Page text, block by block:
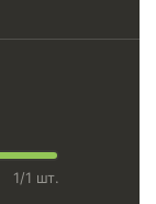
1/1 шт.